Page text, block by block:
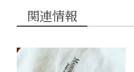
関連情報